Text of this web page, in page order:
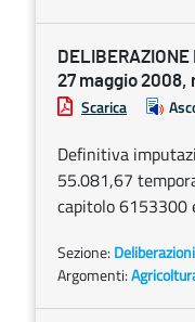
27 maggio 2008,
Scarica
Definitiva
55.081,67
capitolo 6153300
Sezione:
Argomenti: